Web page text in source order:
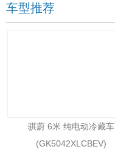
车型推荐
骐蔚 6米 纯电动冷藏车
(GK5042XLCBEV)